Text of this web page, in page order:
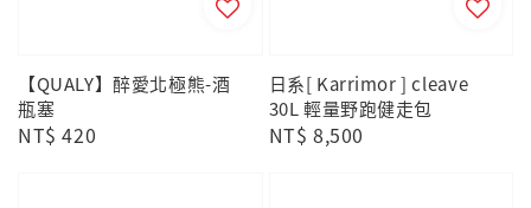
【QUALY】醉愛北極熊-酒
瓶塞
Regular
NT$ 420
日系[ Karrimor ] cleave
30L 輕量野跑健走包
Regular
NT$ 8,500